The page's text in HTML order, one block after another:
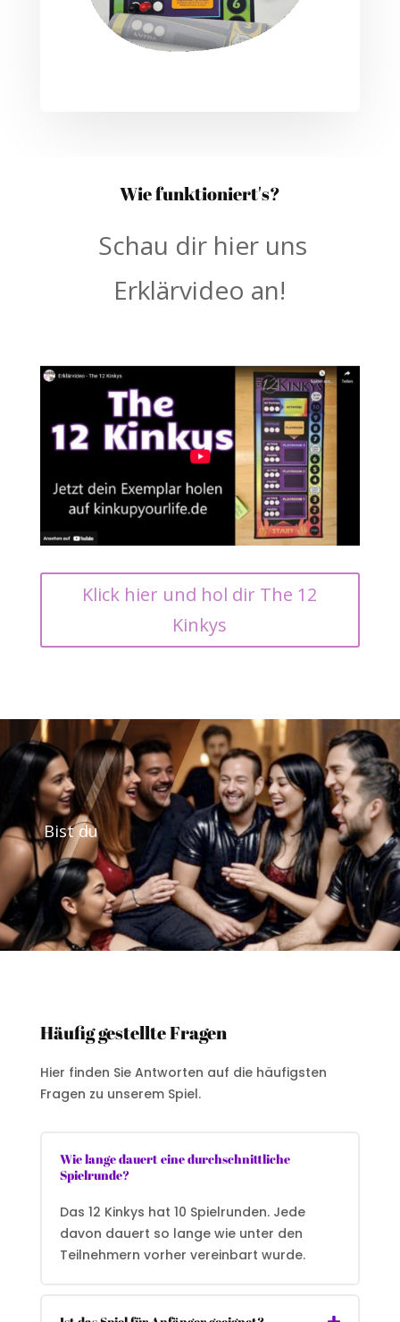
Wie funktioniert's?
Schau dir hier uns
Erklärvideo an!
Klick hier und hol dir The 12
Kinkys
Bist du
Häufig gestellte Fragen
Hier finden Sie Antworten auf die häufigsten
Fragen zu unserem Spiel.
Wie lange dauert eine durchschnittliche
Spielrunde?
Das 12 Kinkys hat 10 Spielrunden. Jede
davon dauert so lange wie unter den
Teilnehmern vorher vereinbart wurde.